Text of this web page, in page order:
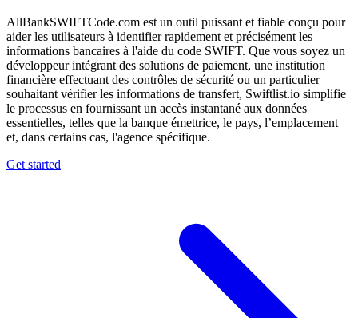
AllBankSWIFTCode.com est un outil puissant et fiable conçu pour
aider les utilisateurs à identifier rapidement et précisément les
informations bancaires à l'aide du code SWIFT. Que vous soyez un
développeur intégrant des solutions de paiement, une institution
financière effectuant des contrôles de sécurité ou un particulier
souhaitant vérifier les informations de transfert, Swiftlist.io simplifie
le processus en fournissant un accès instantané aux données
essentielles, telles que la banque émettrice, le pays, l’emplacement
et, dans certains cas, l'agence spécifique.
Get started